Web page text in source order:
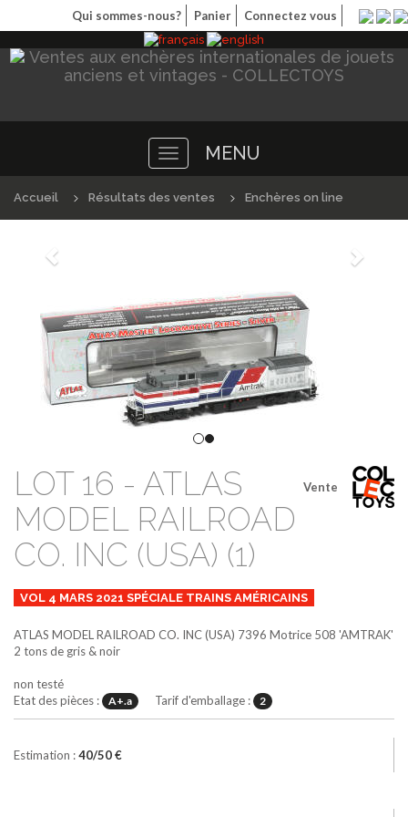
Qui sommes-nous? Panier Connectez vous
Toggle
navigation
MENU
Accueil Résultats des ventes Enchères on line
Précédént
Vente
LOT 16 - ATLAS
MODEL RAILROAD
CO. INC (USA) (1)
VOL 4 MARS 2021 SPÉCIALE TRAINS AMÉRICAINS
ATLAS MODEL RAILROAD CO. INC (USA) 7396 Motrice 508 'AMTRAK'
2 tons de gris & noir
non testé
Etat des pièces :
A+.a Tarif d'emballage : 2
Estimation :40/50 €